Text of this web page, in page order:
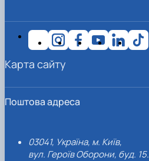
Поштова адреса
03041, Україна, м. Київ,
вул. Героїв Оборони, буд. 15.
Карта сайту